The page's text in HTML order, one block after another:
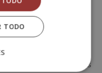
bajos en grasa
.
hay algunos
TODO